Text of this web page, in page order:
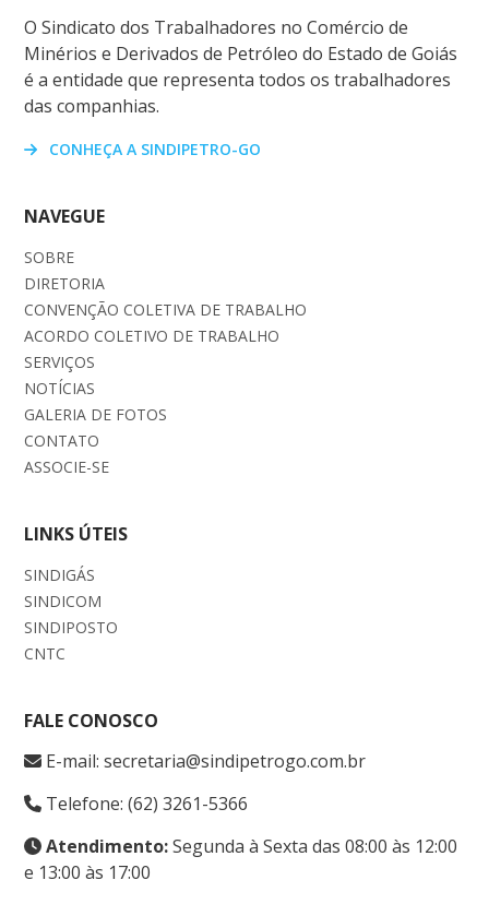
O Sindicato dos Trabalhadores no Comércio de
Minérios e Derivados de Petróleo do Estado de Goiás
é a entidade que representa todos os trabalhadores
das companhias.
CONHEÇA A SINDIPETRO-GO
NAVEGUE
SOBRE
DIRETORIA
CONVENÇÃO COLETIVA DE TRABALHO
ACORDO COLETIVO DE TRABALHO
SERVIÇOS
NOTÍCIAS
GALERIA DE FOTOS
CONTATO
ASSOCIE-SE
LINKS ÚTEIS
SINDIGÁS
SINDICOM
SINDIPOSTO
CNTC
FALE CONOSCO
E-mail: secretaria@sindipetrogo.com.br
Telefone: (62) 3261-5366
Atendimento:Segunda à Sexta das 08:00 às 12:00
e 13:00 às 17:00